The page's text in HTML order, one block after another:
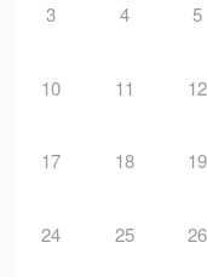
3 4 5
10 11 12
17 18 19
24 25 26